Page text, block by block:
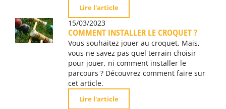
Lire l'article
15/03/2023
COMMENT INSTALLER LE CROQUET ?
Vous souhaitez jouer au croquet. Mais,
vous ne savez pas quel terrain choisir
pour jouer, ni comment installer le
parcours ? Découvrez comment faire sur
cet article.
Lire l'article